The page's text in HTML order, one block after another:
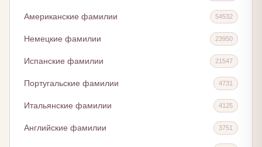
Американские фамилии 54532
Немецкие фамилии 23950
Испанские фамилии 21547
Португальские фамилии 4731
Итальянские фамилии 4125
Английские фамилии 3751